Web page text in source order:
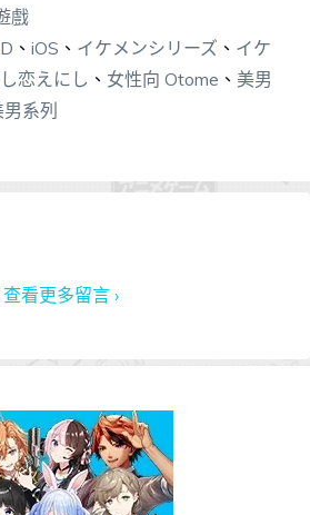
戲
、 iOS 、 イケメンシリーズ 、 イケ
恋えにし 、 女性向 Otome 、 美男
男系列
查看更多留言 ›